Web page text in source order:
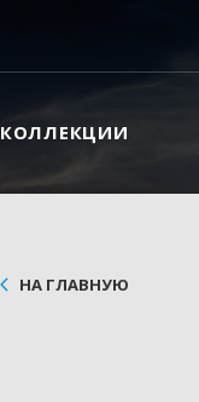
КОЛЛЕКЦИИ
НА ГЛАВНУЮ